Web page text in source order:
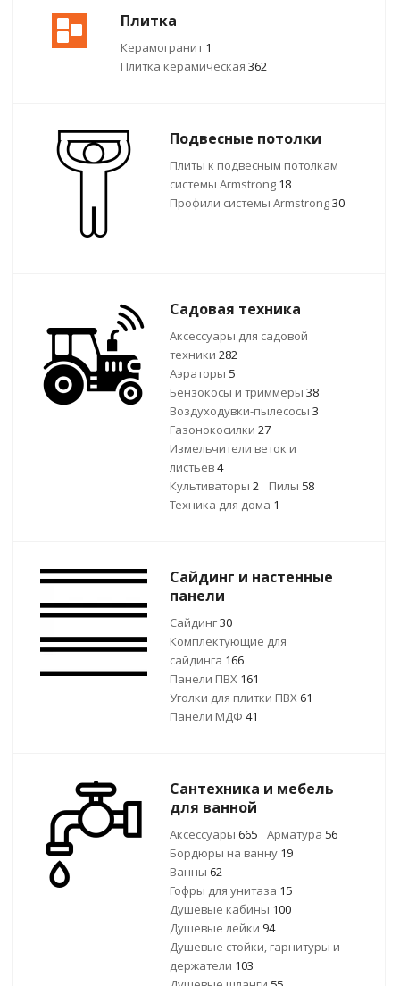
Плитка
Керамогранит1
Плитка керамическая 362
Подвесные потолки
Плиты к подвесным потолкам
системы Armstrong 18
Профили системы Armstrong30
Садовая техника
Аксессуары для садовой
техники 282
Аэраторы 5
Бензокосы и триммеры 38
Воздуходувки-пылесосы 3
Газонокосилки 27
Измельчители веток и
листьев4
Культиваторы 2 Пилы 58
Техника для дома 1
Сайдинг и настенные
панели
Сайдинг30
Комплектующие для
сайдинга 166
Панели ПВХ 161
Уголки для плитки ПВХ61
Панели МДФ 41
Сантехника и мебель
для ванной
Аксессуары 665 Арматура 56
Бордюры на ванну 19
Ванны 62
Гофры для унитаза 15
Душевые кабины 100
Душевые лейки 94
Душевые стойки, гарнитуры и
держатели 103